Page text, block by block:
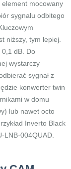
mocowany
sygnału odbitego
niższy, tym lepiej.
dB. Do
wystarczy
sygnał z
konwerter twin
w domu
lub nawet octo
Inverto Black
LNB-004QUAD.